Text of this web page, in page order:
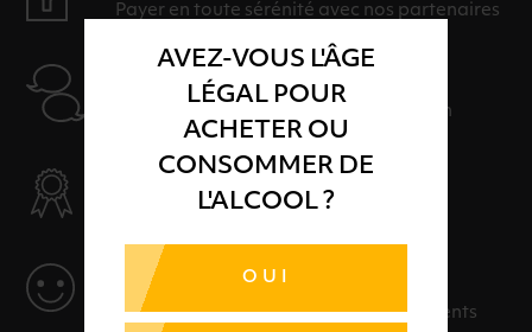
AVEZ-VOUS L'ÂGE
LÉGAL POUR
ACHETER OU
CONSOMMER DE
L'ALCOOL ?
OUI
Payer en toute sérénité avec nos partenaires
Nos conseillers sont à votre disposition
SÉLECTION & QUALITÉ
Des produits sélectionnés avec soins
SERVICE
Des solutions adaptées à vos événements